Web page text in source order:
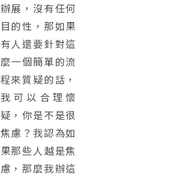
辦展，沒有任何
目的性，那如果
有人還要針對這
麼一個簡單的流
程來質疑的話，
我可以合理懷
疑，你是不是很
焦慮？我認為如
果那些人越是焦
慮，那麼我辦這